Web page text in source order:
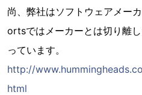
尚、弊社はソフトウェアメー
ortsではメーカーとは切り離
っています。
http://
html